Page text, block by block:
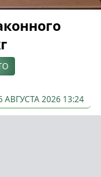
АВГУСТА 2026 13:24